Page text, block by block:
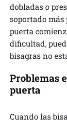
dobladas o
soportado más
puerta
dificultad,
bisagras no
Problemas
puerta
Cuando las